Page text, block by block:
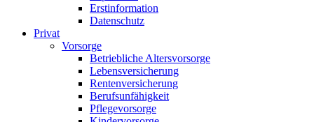
Erstinformation
Datenschutz
Privat
Vorsorge
Betriebliche Altersvorsorge
Lebensversicherung
Rentenversicherung
Berufsunfähigkeit
Pflegevorsorge